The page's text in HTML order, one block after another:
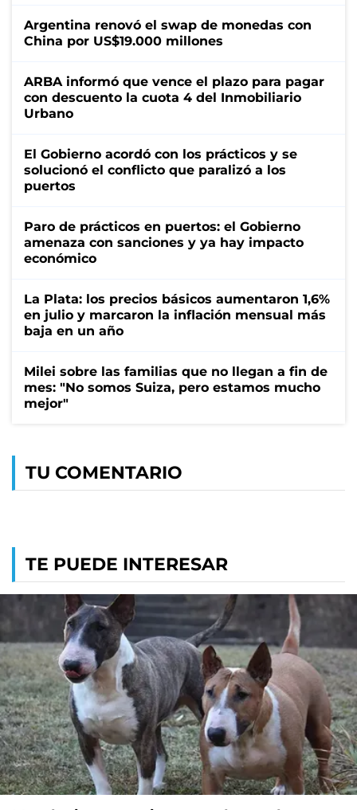
Argentina renovó el swap de monedas con
China por US$19.000 millones
ARBA informó que vence el plazo para pagar
con descuento la cuota 4 del Inmobiliario
Urbano
El Gobierno acordó con los prácticos y se
solucionó el conflicto que paralizó a los
puertos
Paro de prácticos en puertos: el Gobierno
amenaza con sanciones y ya hay impacto
económico
La Plata: los precios básicos aumentaron 1,6%
en julio y marcaron la inflación mensual más
baja en un año
Milei sobre las familias que no llegan a fin de
mes: "No somos Suiza, pero estamos mucho
mejor"
TU COMENTARIO
TE PUEDE INTERESAR